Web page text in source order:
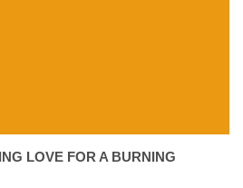
LOVE FOR A BURNING